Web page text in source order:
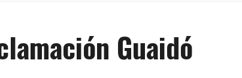
Guaidó